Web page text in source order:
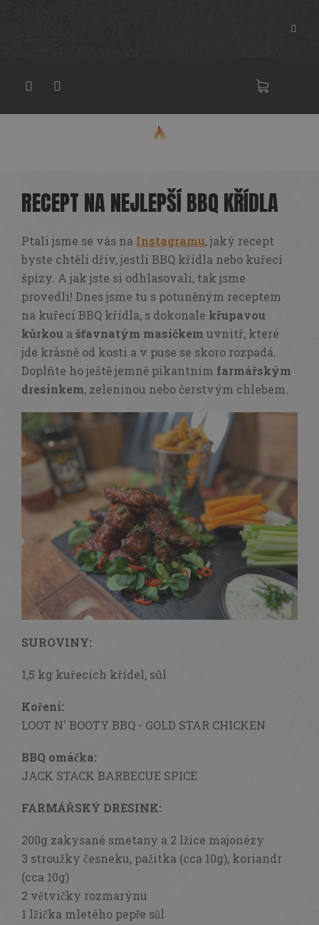
RECEPT NA NEJLEPŠÍ BBQ KŘÍDLA
Ptali jsme se vás na Instagramu, jaký recept
byste chtěli dřív, jestli BBQ křídla nebo kuřecí
špízy. A jak jste si odhlasovali, tak jsme
provedli! Dnes jsme tu s potuněným receptem
na kuřecí BBQ křídla, s dokonale křupavou
kůrkou a šťavnatým masíčkem uvnitř, které
jde krásně od kosti a v puse se skoro rozpadá.
Doplňte ho ještě jemně pikantním farmářským
dresinkem, zeleninou nebo čerstvým chlebem.
SUROVINY:
1,5 kg kuřecích křídel, sůl
Koření:
LOOT N' BOOTY BBQ - GOLD STAR CHICKEN
BBQ omáčka:
JACK STACK BARBECUE SPICE
FARMÁŘSKÝ DRESINK:
200g zakysané smetany a 2 lžíce majonézy
3 stroužky česneku, pažitka (cca 10g), koriandr
(cca 10g)
2 větvičky rozmarýnu
1 lžička mletého pepře sůl